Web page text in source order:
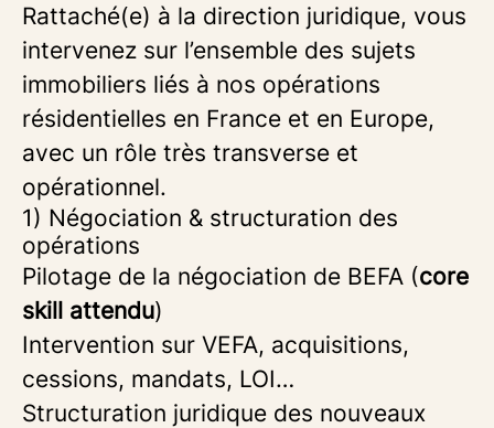
Rattaché(e) à la direction juridique, vous
intervenez sur l’ensemble des sujets
immobiliers liés à nos opérations
résidentielles en France et en Europe,
avec un rôle très transverse et
opérationnel.
1) Négociation & structuration des
opérations
Pilotage de la négociation de BEFA (core
skill attendu)
Intervention sur VEFA, acquisitions,
cessions, mandats, LOI…
Structuration juridique des nouveaux